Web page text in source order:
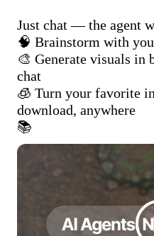
Just chat — the agent
🧠 Brainstorm with
🎨 Generate visuals in
chat
🧊 Turn your favorite
download, anywhere
📚